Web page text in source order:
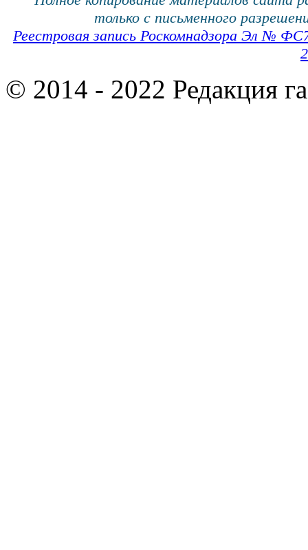
только с письменного
Реестровая запись Роскомнадзора Эл №
© 2014 - 2022 Редакция